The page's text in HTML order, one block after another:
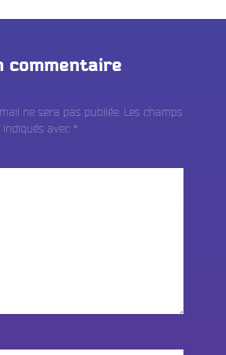
commentaire
ne sera pas publiée. Les champs
avec *